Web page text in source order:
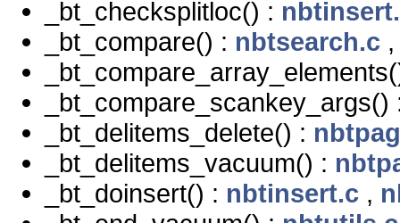
_bt_checksplitloc() :
_bt_compare() : nbtsearch.c
_bt_delitems_delete() :
_bt_delitems_vacuum() :
_bt_doinsert() : nbtinsert.c ,